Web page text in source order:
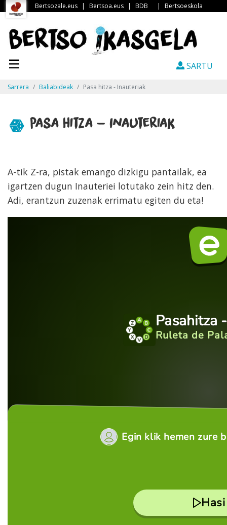
Bertsozale.eus | Bertsoa.eus | BDB | Bertsoeskola
SARTU
Sarrera Baliabideak Pasa hitza - Inauteriak
Pasa hitza - Inauteriak
A-tik Z-ra, pistak emango dizkigu pantailak, ea
igartzen dugun Inauteriei lotutako zein hitz den.
Adi, erantzun zuzenak errimatu egiten du eta!